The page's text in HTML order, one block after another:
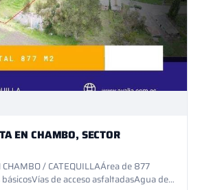
EN CHAMBO, SECTOR
CHAMBO / CATEQUILLAÁrea de 877
de acceso asfaltadasAgua de